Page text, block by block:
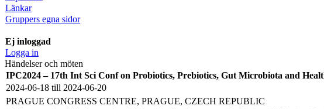
Länkar
Gruppers egna sidor
Ej inloggad
Logga in
Händelser och möten
IPC2024 – 17th Int Sci Conf on Probiotics, Prebiotics, Gut Microbiota and
2024-06-18 till 2024-06-20
PRAGUE CONGRESS CENTRE, PRAGUE, CZECH REPUBLIC